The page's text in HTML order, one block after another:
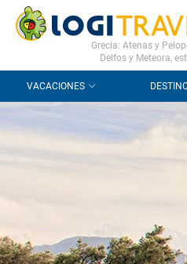
CONTACTO PREGUNTAS
Grecia: Atenas y
Delfos y Meteora,
VACACIONES